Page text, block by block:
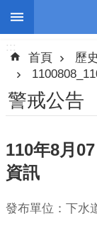
跳到主要內容區塊
進
階
搜
停
班
課
:::
首頁
歷
警戒公告
110年8月
資訊
發布單位：下水